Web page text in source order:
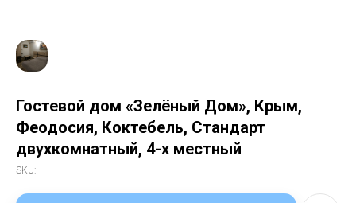
Гостевой дом «Зелёный Дом», Крым,
Феодосия, Коктебель, Стандарт
двухкомнатный, 4-х местный
SKU: